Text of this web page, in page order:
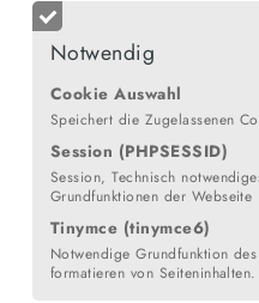
Notwendig
Cookie Auswahl
Speichert die Zugelassenen
Session (PHPSESSID)
Session, Technisch
Grundfunktionen der Webseite
Tinymce (tinymce6)
Notwendige Grundfunktion
formatieren von Seiteninhalten.